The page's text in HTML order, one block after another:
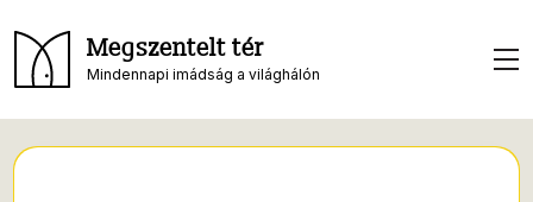
Megszentelt tér
Mindennapi imádság a világhálón